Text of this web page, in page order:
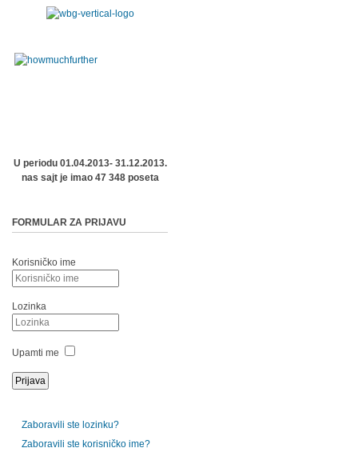
U periodu 01.04.2013- 31.12.2013.
nas sajt je imao 47 348 poseta
FORMULAR ZA PRIJAVU
Korisničko ime
Lozinka
Upamti me
Zaboravili ste lozinku?
Zaboravili ste korisničko ime?